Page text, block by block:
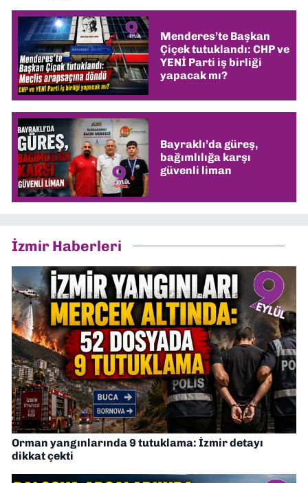
Menderes’te Başkan
Çiçek tutuklandı: CHP ve
YENİ Parti iş birliği
yapacak mı?
Bayraklı’da güreş,
bağımlılığa karşı
güvenli liman
İzmir Haberleri
Orman yangınlarında 9 tutuklama: İzmir detayı
dikkat çekti